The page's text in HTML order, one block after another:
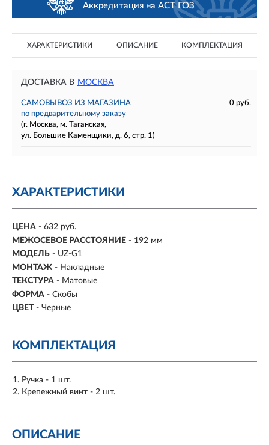
Аккредитация на АСТ ГОЗ
ХАРАКТЕРИСТИКИ ОПИСАНИЕ КОМПЛЕКТАЦИЯ
ДОСТАВКА В МОСКВА
САМОВЫВОЗ ИЗ МАГАЗИНА
0 руб.
по предварительному заказу
(г. Москва, м. Таганская,
ул. Большие Каменщики, д. 6, стр. 1)
ХАРАКТЕРИСТИКИ
ЦЕНА - 632 руб.
МЕЖОСЕВОЕ РАССТОЯНИЕ - 192 мм
МОДЕЛЬ - UZ-G1
МОНТАЖ - Накладные
ТЕКСТУРА - Матовые
ФОРМА - Скобы
ЦВЕТ - Черные
КОМПЛЕКТАЦИЯ
Ручка - 1 шт.
Крепежный винт - 2 шт.
ОПИСАНИЕ